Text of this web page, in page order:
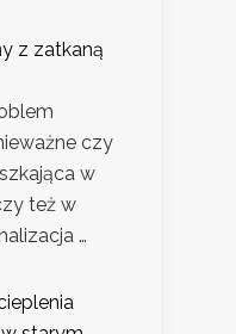
z zatkaną
czy
w
też w
…